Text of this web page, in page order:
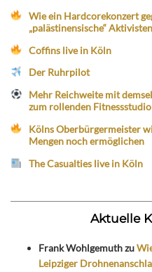
Wie ein Hardcorekonzert
„palästinensische“
Coffins live in Köln
Der Ruhrpilot
Mehr Reichweite mit
zum rollenden
Kölns Oberbürgermeister
Mengen noch ermöglichen
The Casualties live in Köln
Aktuelle
Frank Wohlgemuthzu
Leipziger